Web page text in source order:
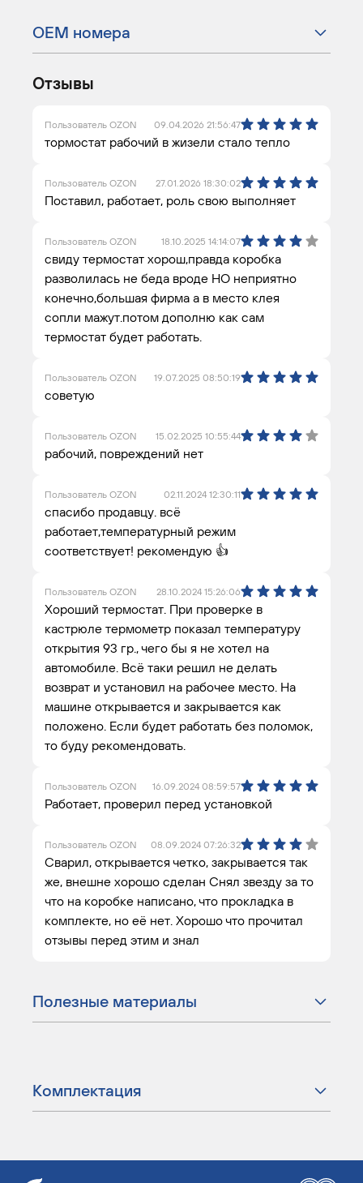
ОЕМ номера
Отзывы
Пользователь OZON 09.04.2026 21:56:47
тормостат рабочий в жизели стало тепло
Пользователь OZON 27.01.2026 18:30:02
Поставил, работает, роль свою выполняет
Пользователь OZON 18.10.2025 14:14:07
свиду термостат хорош,правда коробка
разволилась не беда вроде НО неприятно
конечно,большая фирма а в место клея
сопли мажут.потом дополню как сам
термостат будет работать.
Пользователь OZON 19.07.2025 08:50:19
советую
Пользователь OZON 15.02.2025 10:55:44
рабочий, повреждений нет
Пользователь OZON 02.11.2024 12:30:11
спасибо продавцу. всё
работает,температурный режим
соответствует! рекомендую 👍
Пользователь OZON 28.10.2024 15:26:06
Хороший термостат. При проверке в
кастрюле термометр показал температуру
открытия 93 гр., чего бы я не хотел на
автомобиле. Всё таки решил не делать
возврат и установил на рабочее место. На
машине открывается и закрывается как
положено. Если будет работать без поломок,
то буду рекомендовать.
Пользователь OZON 16.09.2024 08:59:57
Работает, проверил перед установкой
Пользователь OZON 08.09.2024 07:26:32
Сварил, открывается четко, закрывается так
же, внешне хорошо сделан Снял звезду за то
что на коробке написано, что прокладка в
комплекте, но её нет. Хорошо что прочитал
отзывы перед этим и знал
Полезные материалы
Комплектация